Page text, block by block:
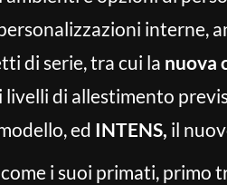
interne,
di serie, tra cui la nuova
livelli di allestimento
ed INTENS, il
i suoi primati, primo